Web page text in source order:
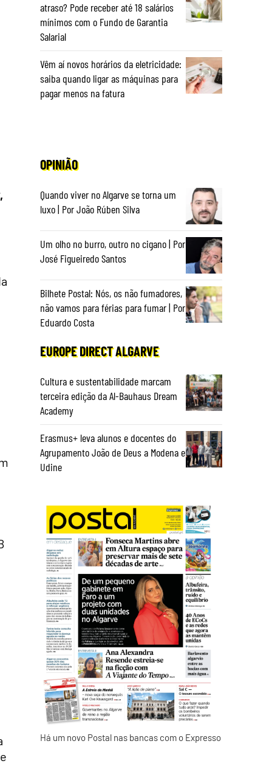
atraso? Pode receber até 18 salários
mínimos com o Fundo de Garantia
Salarial
Vêm aí novos horários da eletricidade:
saiba quando ligar as máquinas para
pagar menos na fatura
OPINIÃO
Quando viver no Algarve se torna um
luxo | Por João Rúben Silva
Um olho no burro, outro no cigano | Por
José Figueiredo Santos
Bilhete Postal: Nós, os não fumadores,
não vamos para férias para fumar | Por
Eduardo Costa
EUROPE DIRECT ALGARVE
Cultura e sustentabilidade marcam
terceira edição da Al-Bauhaus Dream
Academy
Erasmus+ leva alunos e docentes do
Agrupamento João de Deus a Modena e
Udine
Há um novo Postal nas bancas com o Expresso